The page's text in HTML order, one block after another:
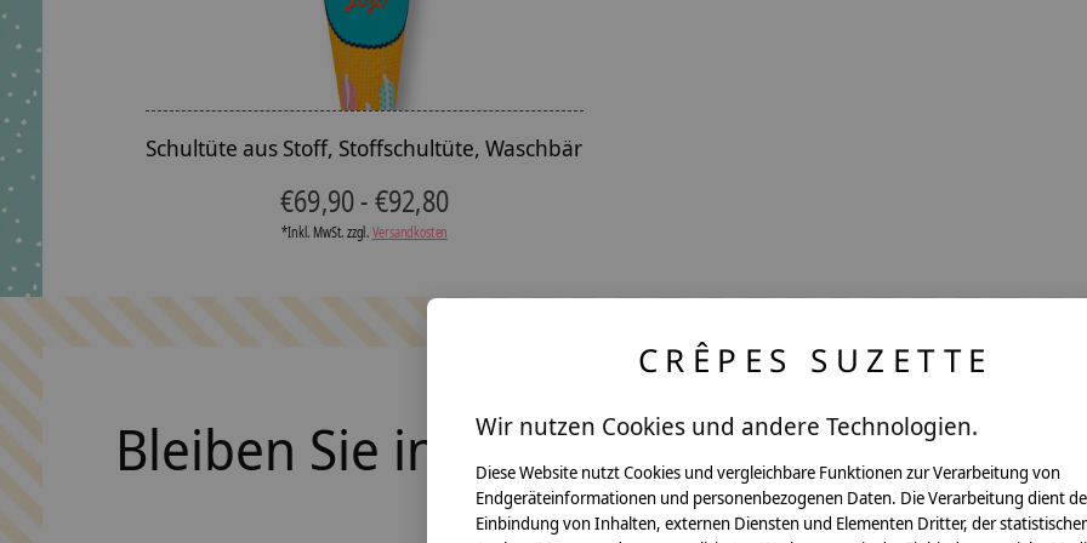
Schultüte aus Stoff, Stoffschultüte, Waschbär
€69,90 - €92,80
*Inkl. MwSt. zzgl.Versandkosten
Bleiben Sie in Kontakt
CRÊPES SUZETTE
Wir nutzen Cookies und andere Technologien.
Diese Website nutzt Cookies und vergleichbare Funktionen zur Verarbeitung von
Endgeräteinformationen und personenbezogenen Daten. Die Verarbeitung dient
Einbindung von Inhalten, externen Diensten und Elementen Dritter, der